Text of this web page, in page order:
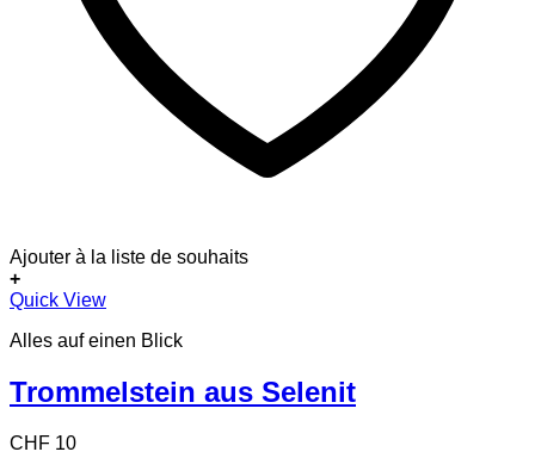
Ajouter à la liste de souhaits
+
Quick View
Alles auf einen Blick
Trommelstein aus Selenit
CHF 10